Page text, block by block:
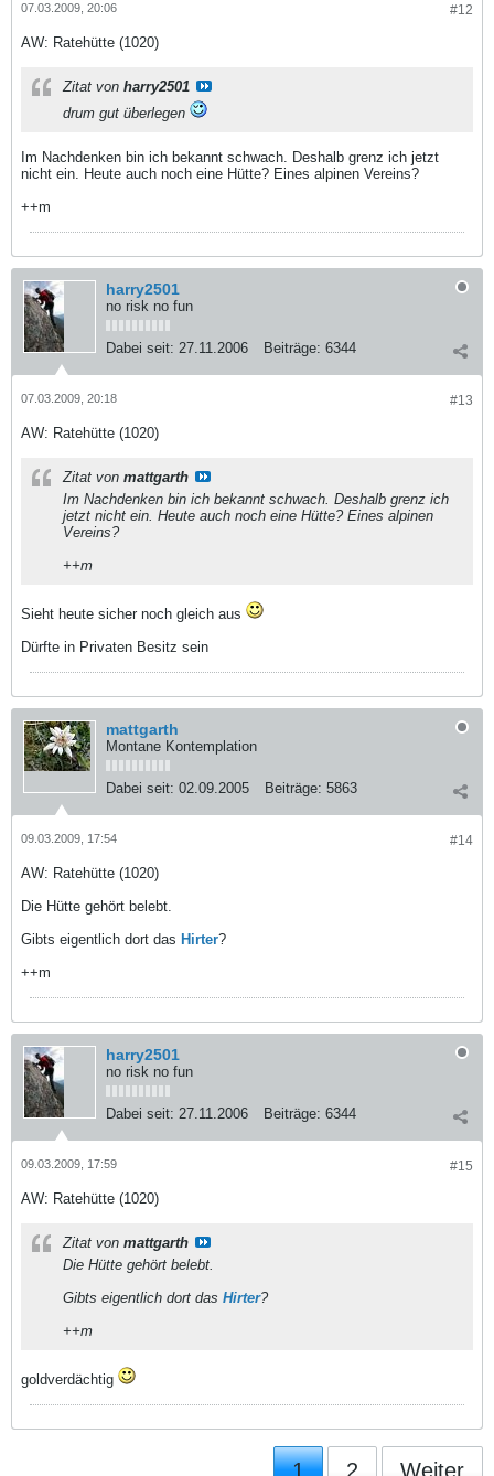
#12
07.03.2009, 20:06
AW: Ratehütte (1020)
Zitat von harry2501
drum gut überlegen
Im Nachdenken bin ich bekannt schwach. Deshalb grenz ich jetzt
nicht ein. Heute auch noch eine Hütte? Eines alpinen Vereins?
++m
harry2501
no risk no fun
Dabei seit: 27.11.2006 Beiträge: 6344
#13
07.03.2009, 20:18
AW: Ratehütte (1020)
Zitat von mattgarth
Im Nachdenken bin ich bekannt schwach. Deshalb grenz ich
jetzt nicht ein. Heute auch noch eine Hütte? Eines alpinen
Vereins?
++m
Sieht heute sicher noch gleich aus
Dürfte in Privaten Besitz sein
mattgarth
Montane Kontemplation
Dabei seit: 02.09.2005 Beiträge: 5863
#14
09.03.2009, 17:54
AW: Ratehütte (1020)
Die Hütte gehört belebt.
Gibts eigentlich dort das Hirter?
++m
harry2501
no risk no fun
Dabei seit: 27.11.2006 Beiträge: 6344
#15
09.03.2009, 17:59
AW: Ratehütte (1020)
Zitat von mattgarth
Die Hütte gehört belebt.
Gibts eigentlich dort das Hirter?
++m
goldverdächtig
1 2 Weiter